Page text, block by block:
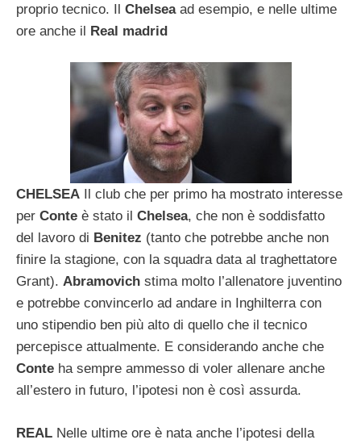
proprio tecnico. Il Chelseaad esempio, e nelle ultime
ore anche il Real madrid
CHELSEA Il club che per primo ha mostrato interesse
per Conte è stato il Chelsea, che non è soddisfatto
del lavoro di Benitez (tanto che potrebbe anche non
finire la stagione, con la squadra data al traghettatore
Grant). Abramovich stima molto l’allenatore juventino
e potrebbe convincerlo ad andare in Inghilterra con
uno stipendio ben più alto di quello che il tecnico
percepisce attualmente. E considerando anche che
Conte ha sempre ammesso di voler allenare anche
all’estero in futuro, l’ipotesi non è così assurda.
REAL Nelle ultime ore è nata anche l’ipotesi della